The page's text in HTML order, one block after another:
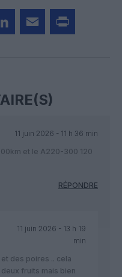
11 juin 2026 - 11 h 36 min
et le A220-300 120
RÉPONDRE
11 juin 2026 - 13 h 19
min
des poires .. cela
fruits mais bien